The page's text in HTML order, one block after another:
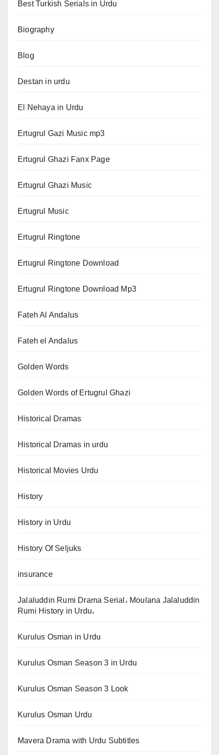
Best Turkish Serials in Urdu
Biography
Blog
Destan in urdu
El Nehaya in Urdu
Ertugrul Gazi Music mp3
Ertugrul Ghazi Fanx Page
Ertugrul Ghazi Music
Ertugrul Music
Ertugrul Ringtone
Ertugrul Ringtone Download
Ertugrul Ringtone Download Mp3
Fateh Al Andalus
Fateh el Andalus
Golden Words
Golden Words of Ertugrul Ghazi
Historical Dramas
Historical Dramas in urdu
Historical Movies Urdu
History
History in Urdu
History Of Seljuks
insurance
Jalaluddin Rumi Drama Serial، Moulana Jalaluddin
Rumi History in Urdu،
Kurulus Osman in Urdu
Kurulus Osman Season 3 in Urdu
Kurulus Osman Season 3 Look
Kurulus Osman Urdu
Mavera Drama with Urdu Subtitles